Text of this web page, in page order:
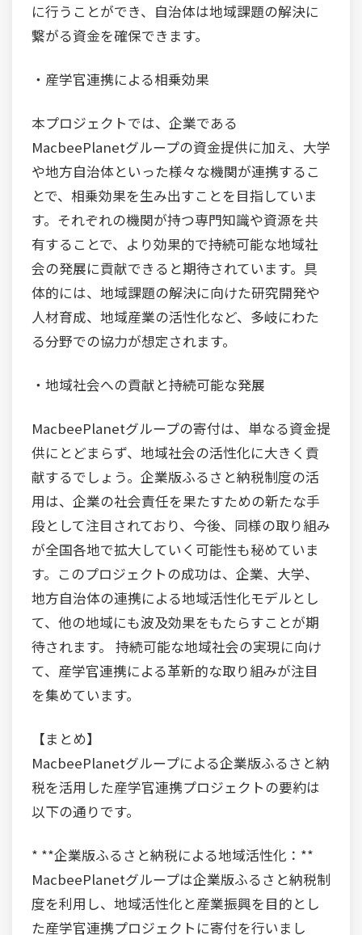
に行うことができ、自治体は地域課題の解決に
繋がる資金を確保できます。
・産学官連携による相乗効果
本プロジェクトでは、企業である
MacbeePlanetグループの資金提供に加え、大学
や地方自治体といった様々な機関が連携するこ
とで、相乗効果を生み出すことを目指していま
す。それぞれの機関が持つ専門知識や資源を共
有することで、より効果的で持続可能な地域社
会の発展に貢献できると期待されています。具
体的には、地域課題の解決に向けた研究開発や
人材育成、地域産業の活性化など、多岐にわた
る分野での協力が想定されます。
・地域社会への貢献と持続可能な発展
MacbeePlanetグループの寄付は、単なる資金提
供にとどまらず、地域社会の活性化に大きく貢
献するでしょう。企業版ふるさと納税制度の活
用は、企業の社会責任を果たすための新たな手
段として注目されており、今後、同様の取り組み
が全国各地で拡大していく可能性も秘めていま
す。このプロジェクトの成功は、企業、大学、
地方自治体の連携による地域活性化モデルとし
て、他の地域にも波及効果をもたらすことが期
待されます。 持続可能な地域社会の実現に向け
て、産学官連携による革新的な取り組みが注目
を集めています。
【まとめ】
MacbeePlanetグループによる企業版ふるさと納
税を活用した産学官連携プロジェクトの要約は
以下の通りです。
* **企業版ふるさと納税による地域活性化：**
MacbeePlanetグループは企業版ふるさと納税制
度を利用し、地域活性化と産業振興を目的とし
た産学官連携プロジェクトに寄付を行いまし